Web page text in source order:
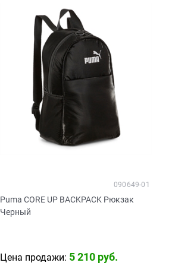
Puma CORE UP BACKPACK Рюкзак
Черный
090649-01
Цена продажи: 5 210 руб.